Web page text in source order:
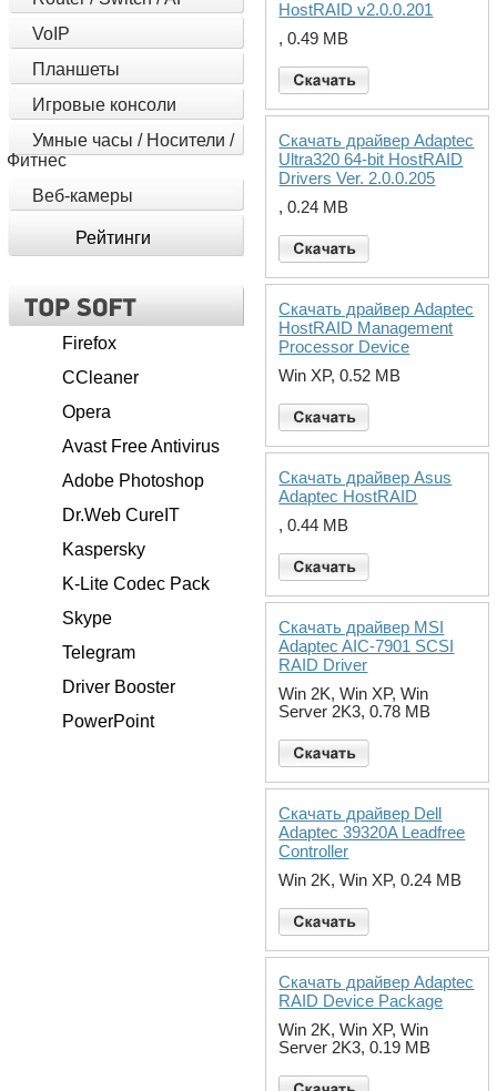
VoIP
Планшеты
Игровые консоли
Умные часы / Носители /
Фитнес
Веб-камеры
Рейтинги
Firefox
CCleaner
Opera
Avast Free Antivirus
Adobe Photoshop
Dr.Web CureIT
Kaspersky
K-Lite Codec Pack
Skype
Telegram
Driver Booster
PowerPoint
HostRAID v2.0.0.201
, 0.49 MB
Скачать драйвер Adaptec
Ultra320 64-bit HostRAID
Drivers Ver. 2.0.0.205
, 0.24 MB
Скачать драйвер Adaptec
HostRAID Management
Processor Device
Win XP, 0.52 MB
Скачать драйвер Asus
Adaptec HostRAID
, 0.44 MB
Скачать драйвер MSI
Adaptec AIC-7901 SCSI
RAID Driver
Win 2K, Win XP, Win
Server 2K3, 0.78 MB
Скачать драйвер Dell
Adaptec 39320A Leadfree
Controller
Win 2K, Win XP, 0.24 MB
Скачать драйвер Adaptec
RAID Device Package
Win 2K, Win XP, Win
Server 2K3, 0.19 MB